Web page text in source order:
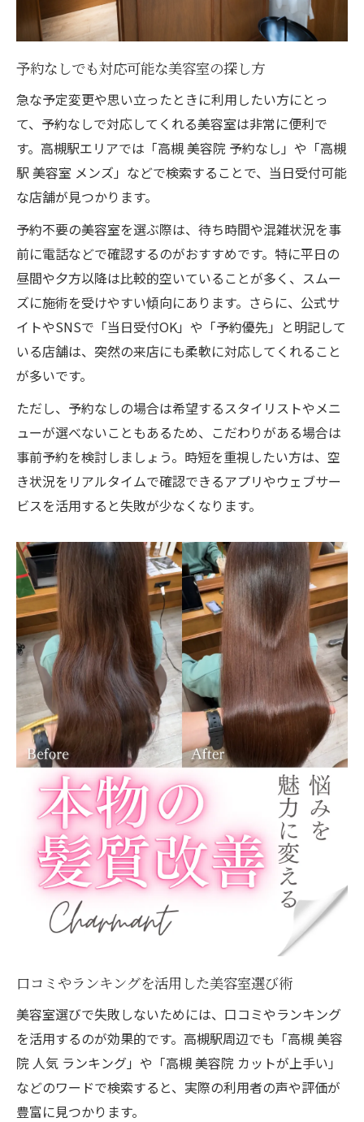
予約なしでも対応可能な美容室の探し方
急な予定変更や思い立ったときに利用したい方にとっ
て、予約なしで対応してくれる美容室は非常に便利で
す。高槻駅エリアでは「高槻 美容院 予約なし」や「高槻
駅 美容室 メンズ」などで検索することで、当日受付可能
な店舗が見つかります。
予約不要の美容室を選ぶ際は、待ち時間や混雑状況を事
前に電話などで確認するのがおすすめです。特に平日の
昼間や夕方以降は比較的空いていることが多く、スムー
ズに施術を受けやすい傾向にあります。さらに、公式サ
イトやSNSで「当日受付OK」や「予約優先」と明記して
いる店舗は、突然の来店にも柔軟に対応してくれること
が多いです。
ただし、予約なしの場合は希望するスタイリストやメニ
ューが選べないこともあるため、こだわりがある場合は
事前予約を検討しましょう。時短を重視したい方は、空
き状況をリアルタイムで確認できるアプリやウェブサー
ビスを活用すると失敗が少なくなります。
口コミやランキングを活用した美容室選び術
美容室選びで失敗しないためには、口コミやランキング
を活用するのが効果的です。高槻駅周辺でも「高槻 美容
院 人気 ランキング」や「高槻 美容院 カットが上手い」
などのワードで検索すると、実際の利用者の声や評価が
豊富に見つかります。